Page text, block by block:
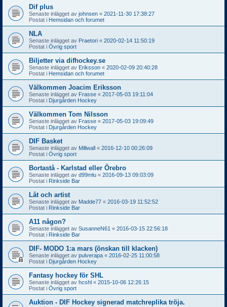
Dif plus
Senaste inlägget av johnsen « 2021-11-30 17:38:27
Postat i Hemsidan och forumet
NLA
Senaste inlägget av Praetori « 2020-02-14 11:50:19
Postat i Övrig sport
Biljetter via difhockey.se
Senaste inlägget av Eriksson « 2020-02-09 20:40:28
Postat i Hemsidan och forumet
Välkommen Joacim Eriksson
Senaste inlägget av Frasse « 2017-05-03 19:11:04
Postat i Djurgården Hockey
Välkommen Tom Nilsson
Senaste inlägget av Frasse « 2017-05-03 19:09:49
Postat i Djurgården Hockey
DIF Basket
Senaste inlägget av Millwall « 2016-12-10 00:26:09
Postat i Övrig sport
Bortastå - Karlstad eller Örebro
Senaste inlägget av d99mlu « 2016-09-13 09:03:09
Postat i Rinkside Bar
Låt och artist
Senaste inlägget av Madde77 « 2016-03-19 11:52:52
Postat i Rinkside Bar
A11 någon?
Senaste inlägget av SusanneN61 « 2016-03-15 22:56:18
Postat i Rinkside Bar
DIF- MODO 1:a mars (önskan till klacken)
Senaste inlägget av pulverapa « 2016-02-25 11:00:58
Postat i Djurgården Hockey
Fantasy hockey för SHL
Senaste inlägget av hcshl « 2015-10-06 12:26:15
Postat i Övrig sport
Auktion - DIF Hockey signerad matchreplika tröja.